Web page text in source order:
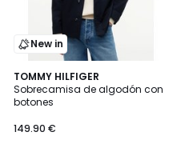
New in
TOMMY HILFIGER
Sobrecamisa de algodón con
botones
149.90 €